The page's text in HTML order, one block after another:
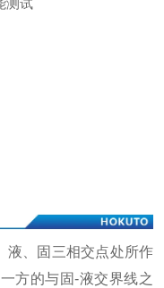
液、固三相交点处所作
方的与固-液交界线之